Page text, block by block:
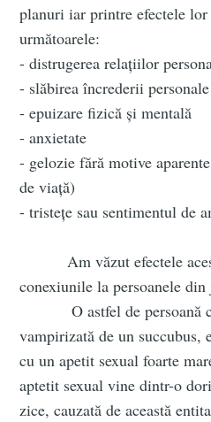
planuri iar printre efectele lor
următoarele:
- distrugerea relațiilor
- slăbirea încrederii personale
- epuizare fizică și mentală
- anxietate
- gelozie fără motive
de viață)
- tristețe sau sentimentul de
Am văzut efectele
conexiunile la persoanele
O astfel de persoană
vampirizată de un succubus,
cu un apetit sexual foarte
aptetit sexual vine dintr-o
zice, cauzată de această